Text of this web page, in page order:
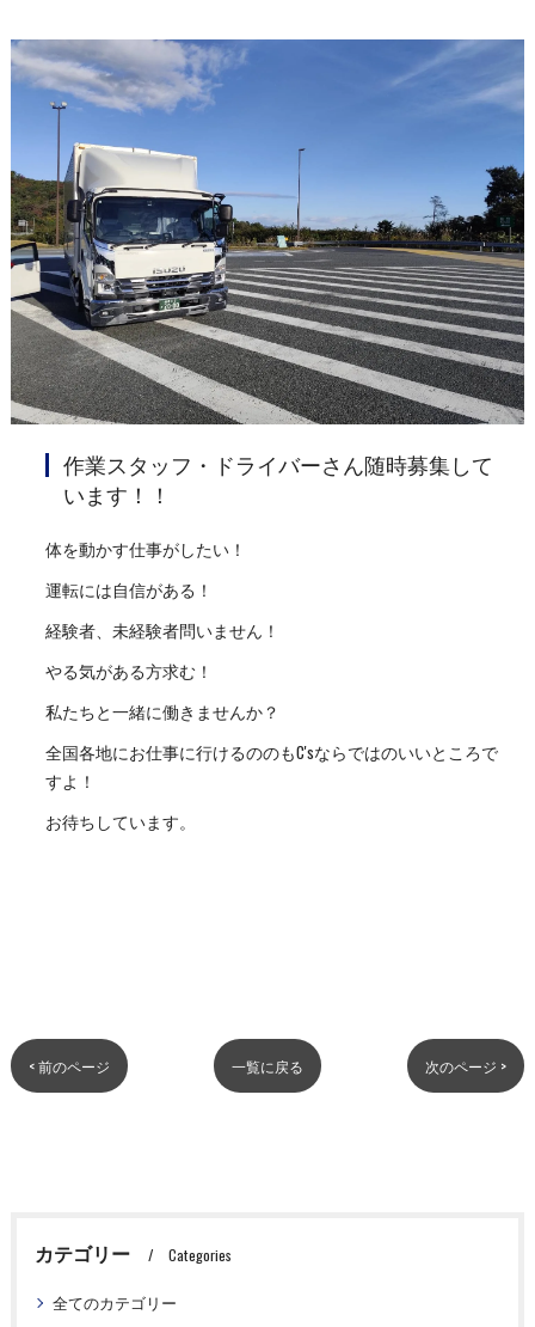
作業スタッフ・ドライバーさん随時募集して
います！！
体を動かす仕事がしたい！
運転には自信がある！
経験者、未経験者問いません！
やる気がある方求む！
私たちと一緒に働きませんか？
全国各地にお仕事に行けるののもC'sならではのいいところで
すよ！
お待ちしています。
< 前のページ 一覧に戻る 次のページ >
カテゴリー Categories
全てのカテゴリー